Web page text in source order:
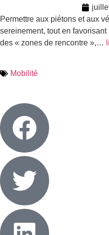
Permettre aux piétons et aux
sereinement, tout en
des « zones de rencontre »,…
Mobilité